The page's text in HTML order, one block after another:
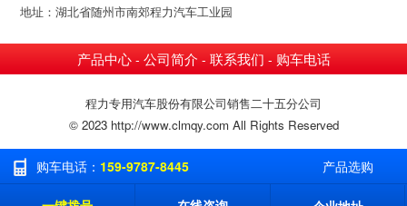
地址：湖北省随州市南郊程力汽车工业园
产品中心- 公司简介 - 联系我们 - 购车电话
程力专用汽车股份有限公司销售二十五分公司
© 2023 http://www.clmqy.com All Rights Reserved
购车电话： 159-9787-8445 产品选购